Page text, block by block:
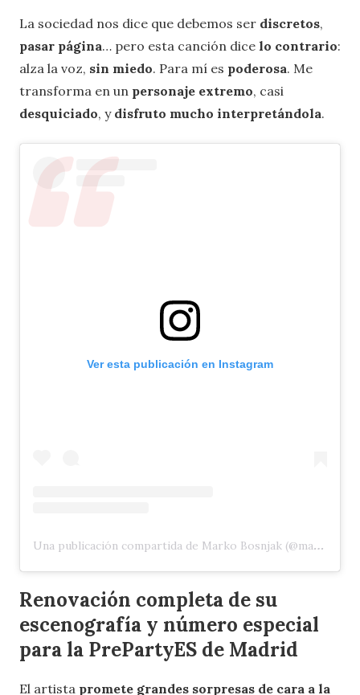
La sociedad nos dice que debemos ser discretos,
pasar página… pero esta canción dice lo contrario:
alza la voz, sin miedo. Para mí es poderosa. Me
transforma en un personaje extremo, casi
desquiciado, y disfruto mucho interpretándola.
Ver esta publicación en Instagram
Una publicación compartida de Marko Bosnjak (@markobosnjaak)
Renovación completa de su
escenografía y número especial
para la PrePartyES de Madrid
El artista promete grandes sorpresas de cara a la